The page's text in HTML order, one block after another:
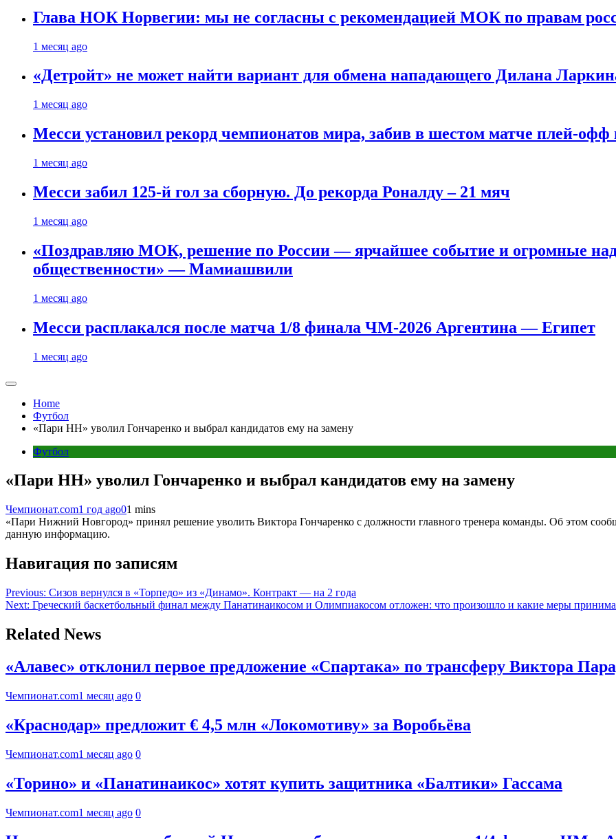
Глава НОК Норвегии: мы не согласны с рекомендацией МОК по правам
1 месяц ago
«Детройт» не может найти вариант для обмена нападающего Дилана
1 месяц ago
Месси установил рекорд чемпионатов мира, забив в шестом матче плей‑офф
1 месяц ago
Месси забил 125-й гол за сборную. До рекорда Роналду – 21 мяч
1 месяц ago
«Поздравляю МОК, решение по России — ярчайшее событие и огромные
общественности» — Мамиашвили
1 месяц ago
Месси расплакался после матча 1/8 финала ЧМ-2026 Аргентина — Египет
1 месяц ago
Home
Футбол
«Пари НН» уволил Гончаренко и выбрал кандидатов ему на замену
Футбол
«Пари НН» уволил Гончаренко и выбрал кандидатов ему на замену
Чемпионат.com1 год ago01 mins
«Пари Нижний Новгород» принял решение уволить Виктора Гончаренко с должности главного тренера команды. Об этом
данную информацию.
Навигация по записям
Previous: Сизов вернулся в «Торпедо» из «Динамо». Контракт — на 2 года
Next: Греческий баскетбольный финал между Панатинаикосом и Олимпиакосом отложен: что произошло и какие меры
Related News
«Алавес» отклонил первое предложение «Спартака» по трансферу Виктора
Чемпионат.com1 месяц ago 0
«Краснодар» предложит € 4,5 млн «Локомотиву» за Воробьёва
Чемпионат.com1 месяц ago 0
«Торино» и «Панатинаикос» хотят купить защитника «Балтики» Гассама
Чемпионат.com1 месяц ago 0